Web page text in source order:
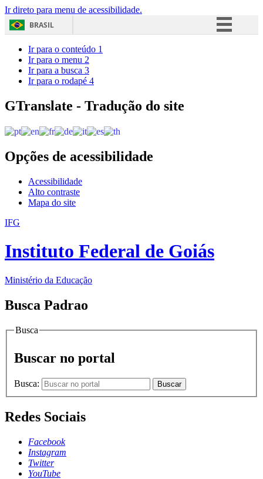
Ir direto para menu de acessibilidade.
BRASIL
Acesso à informação
Ir para o conteúdo 1
Ir para o menu 2
Ir para a busca 3
Ir para o rodapé 4
GTranslate - Tradução do site
Opções de acessibilidade
Acessibilidade
Alto contraste
Mapa do site
IFG
Instituto Federal de Goiás
Ministério da Educação
Busca Padrao
Busca
Buscar no portal
Busca: Buscar
Redes Sociais
Facebook
Instagram
Twitter
YouTube